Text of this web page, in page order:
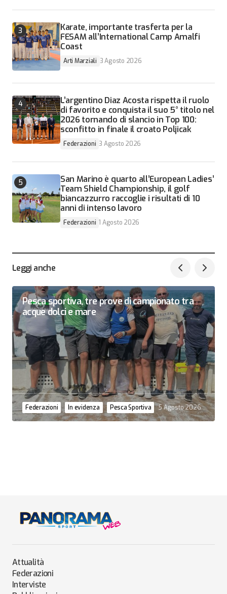
Karate, importante trasferta per la
FESAM all’International Camp Amalfi
Coast
Arti Marziali 3 Agosto 2026
L’argentino Diaz Acosta rispetta il ruolo
di favorito e conquista il suo 5° titolo nel
2026 tornando di slancio in Top 100:
sconfitto in finale il croato Poljicak
Federazioni 3 Agosto 2026
San Marino è quarto all’European Ladies’
Team Shield Championship, il golf
biancazzurro raccoglie i risultati di 10
anni di intenso lavoro
Federazioni 1 Agosto 2026
Leggi anche
Pesca sportiva, tre prove di campionato tra
acque dolci e mare
Federazioni In evidenza Pesca Sportiva 5 Agosto 2026
Attualità
Federazioni
Interviste